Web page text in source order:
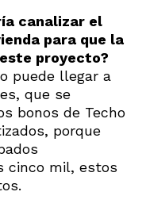
canalizar el
para que la
proyecto?
puede llegar a
que se
bonos de Techo
porque
cinco mil, estos